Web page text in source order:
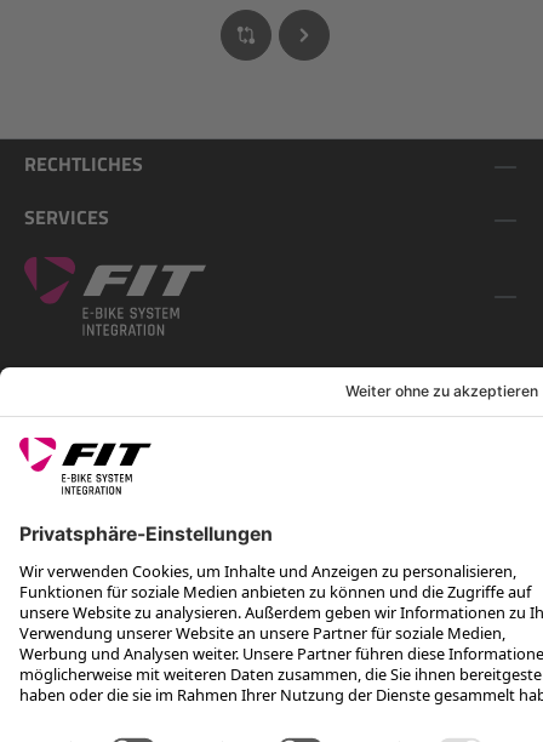
RECHTLICHES
SERVICES
*Unverbindliche Preisempfehlung inkl. MwSt. zzgl. Versandkosten
Rotax Bike Technology AG © 2025